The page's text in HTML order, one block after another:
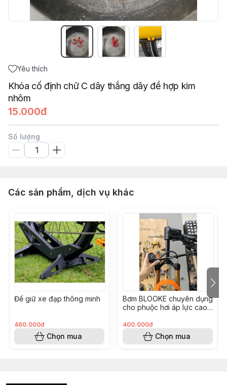
Yêu thích
Khóa cố định chữ C dây thắng dây đề hợp kim
nhôm
15.000đ
Số lượng
Các sản phẩm, dịch vụ khác
Đế giữ xe đạp thông minh
460.000đ
Chọn mua
Bơm BLOOKE chuyên dụng
cho phuộc hơi áp lực cao
minh
400.000đ
Chọn mua